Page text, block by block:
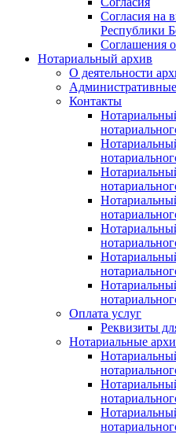
Согласия на
Республики
Соглашения
Нотариальный архив
О деятельности
Контакты
Оплата услуг
Реквизиты
Нотариальные